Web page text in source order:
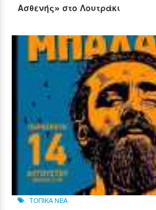
Ασθενής» στο Λουτράκι
ΤΟΠΙΚΑ ΝΕΑ